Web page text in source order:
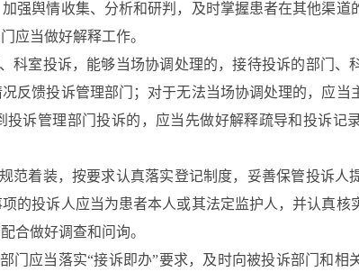
强舆情收集、分析和研判，及时掌握患者在其他渠道
应当做好解释工作。
科室投诉，能够当场协调处理的，接待投诉的部门、
反馈投诉管理部门；对于无法当场协调处理的，应当
投诉管理部门投诉的，应当先做好解释疏导和投诉记
范着装，按要求认真落实登记制度，妥善保管投诉人
的投诉人应当为患者本人或其法定监护人，并认真核
合做好调查和问询。
门应当落实“接诉即办”要求，及时向被投诉部门和相